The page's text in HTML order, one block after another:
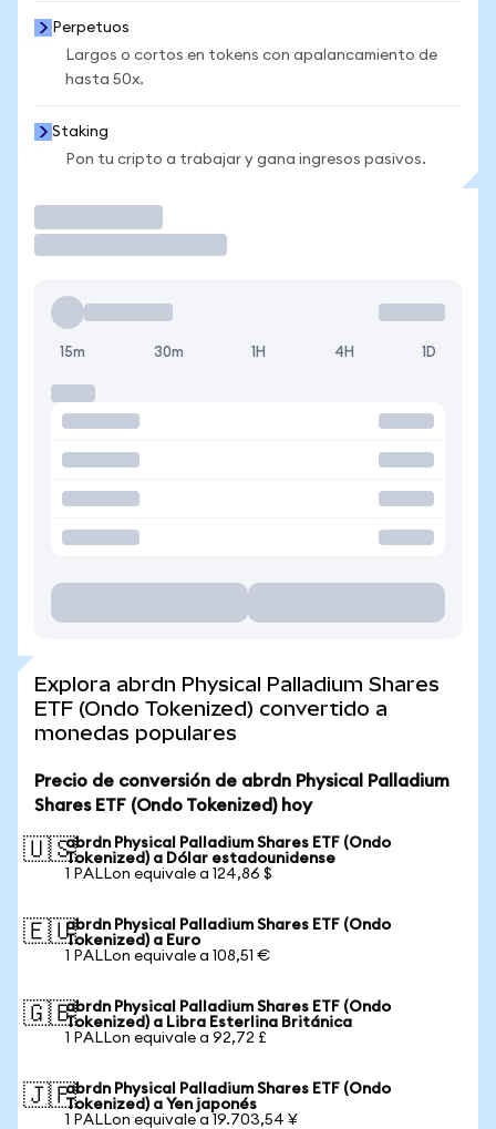
Perpetuos
Largos o cortos en tokens con apalancamiento de
hasta 50x.
Staking
Pon tu cripto a trabajar y gana ingresos pasivos.
15m 30m 1H 4H 1D
Explora abrdn Physical Palladium Shares
ETF (Ondo Tokenized) convertido a
monedas populares
Precio de conversión de abrdn Physical Palladium
Shares ETF (Ondo Tokenized) hoy
🇺🇸abrdn Physical Palladium Shares ETF (Ondo
Tokenized) a Dólar estadounidense
1 PALLon equivale a 124,86 $
🇪🇺abrdn Physical Palladium Shares ETF (Ondo
Tokenized) a Euro
1 PALLon equivale a 108,51 €
🇬🇧abrdn Physical Palladium Shares ETF (Ondo
Tokenized) a Libra Esterlina Británica
1 PALLon equivale a 92,72 £
🇯🇵abrdn Physical Palladium Shares ETF (Ondo
Tokenized) a Yen japonés
1 PALLon equivale a 19.703,54 ¥